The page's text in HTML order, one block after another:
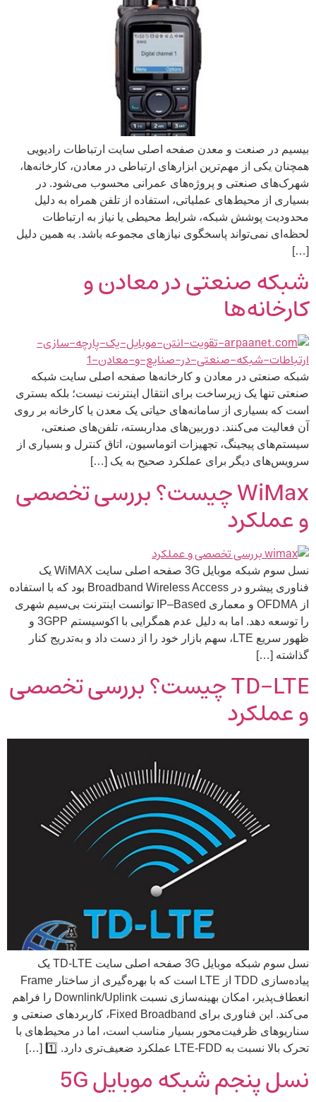
بیسیم در صنعت و معدن صفحه اصلی سایت ارتباطات رادیویی
همچنان یکی از مهم‌ترین ابزارهای ارتباطی در معادن، کارخانه‌ها،
شهرک‌های صنعتی و پروژه‌های عمرانی محسوب می‌شود. در
بسیاری از محیط‌های عملیاتی، استفاده از تلفن همراه به دلیل
محدودیت پوشش شبکه، شرایط محیطی یا نیاز به ارتباطات
لحظه‌ای نمی‌تواند پاسخگوی نیازهای مجموعه باشد. به همین دلیل
[…]
شبکه صنعتی در معادن و
کارخانه‌ها
شبکه صنعتی در معادن و کارخانه‌ها صفحه اصلی سایت شبکه
صنعتی تنها یک زیرساخت برای انتقال اینترنت نیست؛ بلکه بستری
است که بسیاری از سامانه‌های حیاتی یک معدن یا کارخانه بر روی
آن فعالیت می‌کنند. دوربین‌های مداربسته، تلفن‌های صنعتی،
سیستم‌های پیجینگ، تجهیزات اتوماسیون، اتاق کنترل و بسیاری از
سرویس‌های دیگر برای عملکرد صحیح به یک […]
WiMax چیست؟ بررسی تخصصی
و عملکرد
نسل سوم شبکه موبایل 3G صفحه اصلی سایت WiMAX یک
فناوری پیشرو در Broadband Wireless Access بود که با استفاده
از OFDMA و معماری IP–Based توانست اینترنت بی‌سیم شهری
را توسعه دهد. اما به دلیل عدم همگرایی با اکوسیستم 3GPP و
ظهور سریع LTE، سهم بازار خود را از دست داد و به‌تدریج کنار
گذاشته […]
TD-LTE چیست؟ بررسی تخصصی
و عملکرد
نسل سوم شبکه موبایل 3G صفحه اصلی سایت TD-LTE یک
پیاده‌سازی TDD از LTE است که با بهره‌گیری از ساختار Frame
انعطاف‌پذیر، امکان بهینه‌سازی نسبت Downlink/Uplink را فراهم
می‌کند. این فناوری برای Fixed Broadband، کاربردهای صنعتی و
سناریوهای ظرفیت‌محور بسیار مناسب است، اما در محیط‌های با
تحرک بالا نسبت به LTE-FDD عملکرد ضعیف‌تری دارد. 1️⃣ […]
نسل پنجم شبکه موبایل 5G